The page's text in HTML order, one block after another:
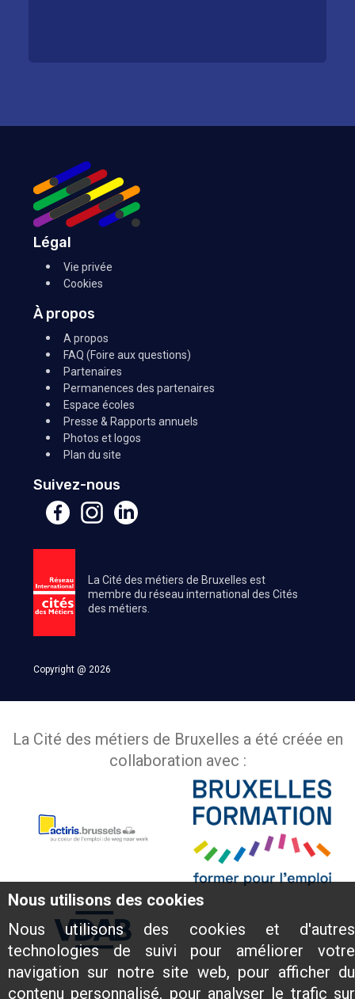
Nous utilisons des cookies
Nous utilisons des cookies et d'autres
technologies de suivi pour améliorer votre
navigation sur notre site web, pour afficher du
contenu personnalisé, pour analyser le trafic sur
Légal
Vie privée
Cookies
À propos
A propos
FAQ (Foire aux questions)
Partenaires
Permanences des partenaires
Espace écoles
Presse & Rapports annuels
Photos et logos
Plan du site
Suivez-nous
La Cité des métiers de Bruxelles est
membre du réseau international des Cités
des métiers.
Copyright @ 2026
La Cité des métiers de Bruxelles a été créée en
collaboration avec :